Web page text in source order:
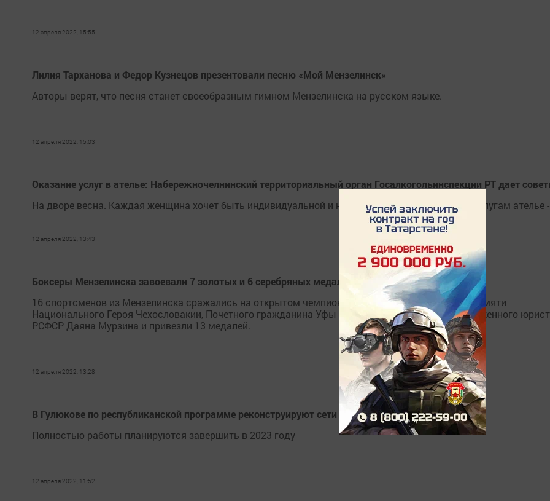
12 апреля 2022, 15:55
Лилия Тарханова и Федор Кузнецов презентовали песню «Мой Мензелинск»
Авторы верят, что песня станет своеобразным гимном Мензелинска на русском языке.
12 апреля 2022, 15:03
Оказание услуг в ателье: Набережночелнинский территориальный орган Госалкогольинспекции РТ дает
На дворе весна. Каждая женщина хочет быть индивидуальной и неповторимой. Обратиться к услугам ателье
12 апреля 2022, 13:43
Боксеры Мензелинска завоевали 7 золотых и 6 серебряных медалей в Чемпионате в Башкирии
16 спортсменов из Мензелинска сражались на открытом чемпионате по боксу, посвященный памяти
Национального Героя Чехословакии, Почетного гражданина Уфы и Бакалинского района, Заслуженного
РСФСР Даяна Мурзина и привезли 13 медалей.
12 апреля 2022, 13:28
В Гулюкове по республиканской программе реконструируют сети водоснабжения
Полностью работы планируются завершить в 2023 году
12 апреля 2022, 11:52